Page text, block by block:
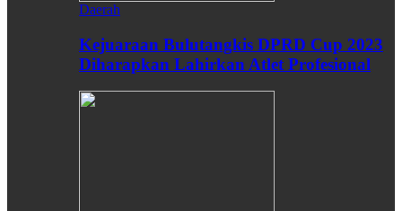
Daerah
Kejuaraan Bulutangkis DPRD Cup 2023
Diharapkan Lahirkan Atlet Profesional